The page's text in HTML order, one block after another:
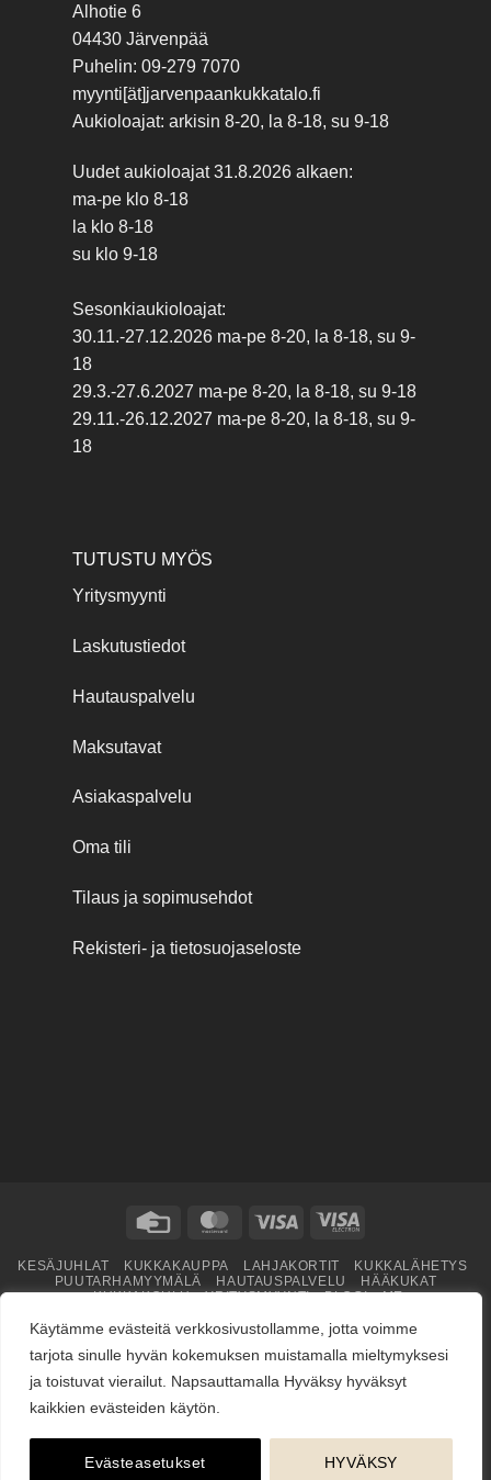
Käytämme evästeitä verkkosivustollamme, jotta voimme
tarjota sinulle hyvän kokemuksen muistamalla mieltymyksesi
ja toistuvat vierailut. Napsauttamalla Hyväksy hyväksyt
kaikkien evästeiden käytön.
Evästeasetukset HYVÄKSY
Alhotie 6
04430 Järvenpää
Puhelin: 09-279 7070
myynti[ät]jarvenpaankukkatalo.fi
Aukioloajat: arkisin 8-20, la 8-18, su 9-18
Uudet aukioloajat 31.8.2026 alkaen:
ma-pe klo 8-18
la klo 8-18
su klo 9-18
Sesonkiaukioloajat:
30.11.-27.12.2026 ma-pe 8-20, la 8-18, su 9-
18
29.3.-27.6.2027 ma-pe 8-20, la 8-18, su 9-18
29.11.-26.12.2027 ma-pe 8-20, la 8-18, su 9-
18
TUTUSTU MYÖS
Yritysmyynti
Laskutustiedot
Hautauspalvelu
Maksutavat
Asiakaspalvelu
Oma tili
Tilaus ja sopimusehdot
Rekisteri- ja tietosuojaseloste
Credit
MasterCardVisa
Visa
KESÄJUHLAT KUKKAKAUPPA LAHJAKORTIT
KUKKALÄHETYS
PUUTARHAMYYMÄLÄ
HAUTAUSPALVELU
HÄÄKUKAT
KUKKAKOULU
YRITYSMYYNTI BLOGI ME
Copyright © 2026jarvenpaankukkatalo.fi